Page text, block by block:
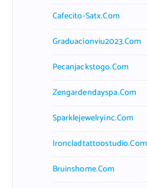
Cafecito-Satx.com
Graduacionviu2023.com
Pecanjackstogo.com
Zengardendayspa.com
Sparklejewelryinc.com
Ironcladtattoostudio.com
Bruinshome.com